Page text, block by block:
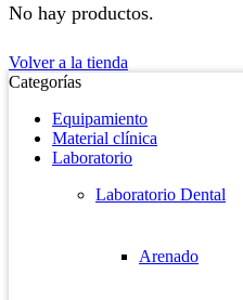
No hay productos.
Volver a la tienda
Categorías
Equipamiento
Material clínica
Laboratorio
Laboratorio Dental
Arenado